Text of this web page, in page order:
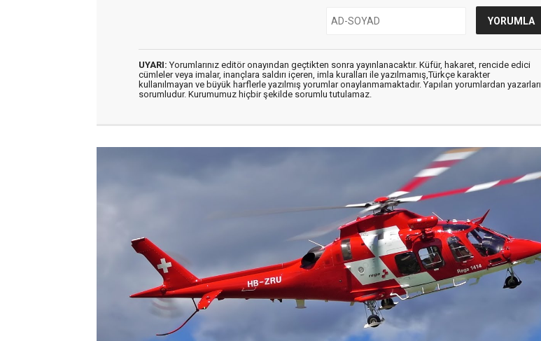
UYARI: Yorumlarınız editör onayından geçtikten sonra yayınlanacaktır. Küfür, hakaret, rencide edici
cümleler veya imalar, inançlara saldırı içeren, imla kuralları ile yazılmamış,Türkçe karakter
kullanılmayan ve büyük harflerle yazılmış yorumlar onaylanmamaktadır. Yapılan yorumlardan yazarları
sorumludur. Kurumumuz hiçbir şekilde sorumlu tutulamaz.